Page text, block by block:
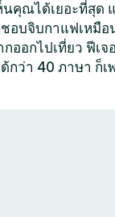
นคุณได้เยอะที่สุ
ชอบจิบกาแฟเห
ออกไปเที่ยว ฟีเ
กว่า 40 ภาษา ก็